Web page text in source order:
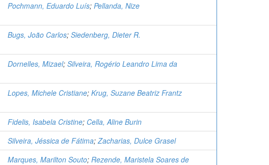
Pochmann, Eduardo Luís; Pellanda, Nize
Bugs, João Carlos; Siedenberg, Dieter R.
Dornelles, Mizael; Silveira, Rogério Leandro Lima da
Lopes, Michele Cristiane; Krug, Suzane Beatriz Frantz
Fidelis, Isabela Cristine; Cella, Aline Burin
Silveira, Jéssica de Fátima;Zacharias, Dulce Grasel
Marques, Marilton Souto; Rezende, Maristela Soares de